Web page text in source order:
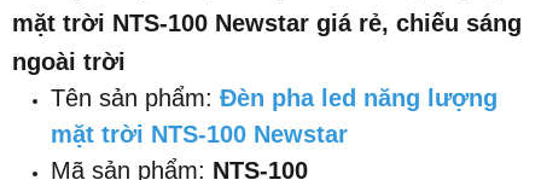
mặt trời NTS-100 Newstar giá rẻ, chiếu sáng
ngoài trời
Tên sản phẩm: Đèn pha led năng lượng
mặt trời NTS-100 Newstar
Mã sản phẩm: NTS-100